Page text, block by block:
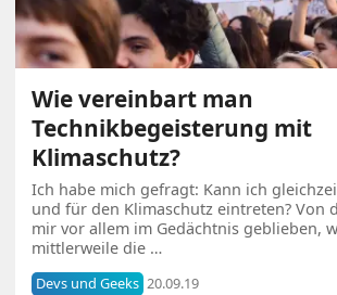
Wie vereinbart man
Technikbegeisterung mit
Klimaschutz?
Ich habe mich gefragt: Kann ich
und für den Klimaschutz eintreten? Von
mir vor allem im Gedächtnis geblieben,
mittlerweile die …
Devs und Geeks 20.09.19